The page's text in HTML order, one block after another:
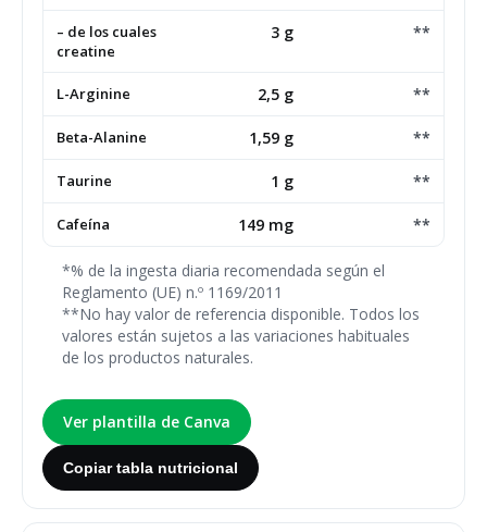
– de los cuales
creatine
3 g **
L-Arginine 2,5 g **
Beta-Alanine 1,59 g **
Taurine 1 g **
Cafeína 149 mg **
*% de la ingesta diaria recomendada según el
Reglamento (UE) n.º 1169/2011
**No hay valor de referencia disponible. Todos los
valores están sujetos a las variaciones habituales
de los productos naturales.
Ver plantilla de Canva
Copiar tabla nutricional